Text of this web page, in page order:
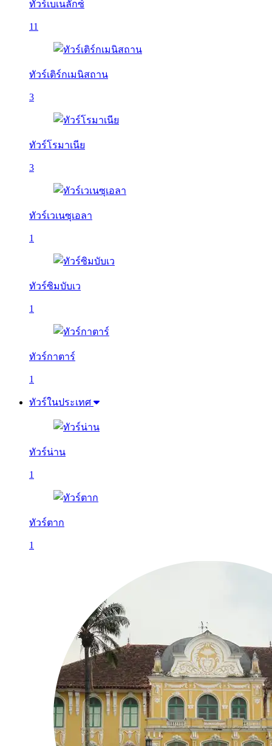
ทัวร์เบเนลักซ์
11
ทัวร์เติร์กเมนิสถาน
3
ทัวร์โรมาเนีย
3
ทัวร์เวเนซุเอลา
1
ทัวร์ซิมบับเว
1
ทัวร์กาตาร์
1
ทัวร์ในประเทศ
ทัวร์น่าน
1
ทัวร์ตาก
1